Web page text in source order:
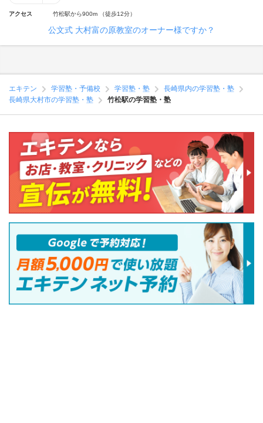
アクセス 竹松駅から900m （徒歩12分）
公文式 大村富の原教室のオーナー様ですか？
エキテン 学習塾・予備校 学習塾・塾
長崎県内の学習塾・塾
長崎県大村市の学習塾・塾
竹松駅の学習塾・塾